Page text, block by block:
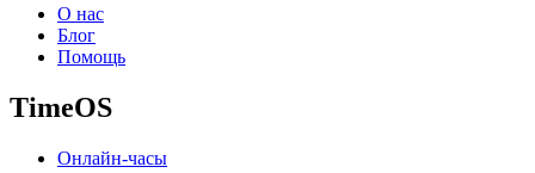
О нас
Блог
Помощь
TimeOS
Онлайн-часы